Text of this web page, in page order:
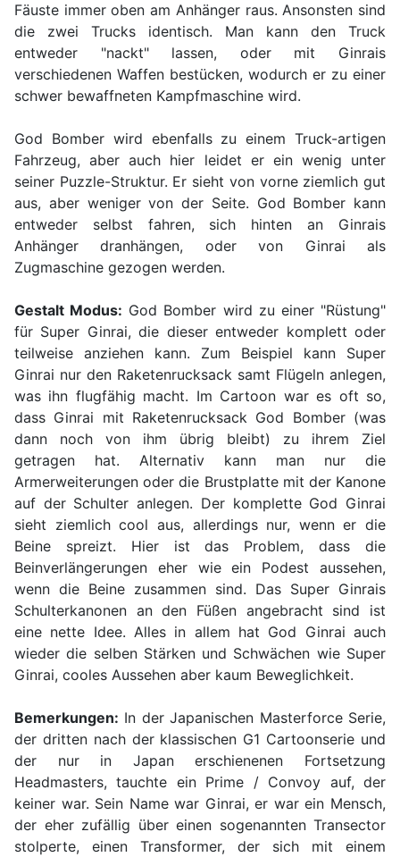
Fäuste immer oben am Anhänger raus. Ansonsten sind
die zwei Trucks identisch. Man kann den Truck
entweder "nackt" lassen, oder mit Ginrais
verschiedenen Waffen bestücken, wodurch er zu einer
schwer bewaffneten Kampfmaschine wird.
God Bomber wird ebenfalls zu einem Truck-artigen
Fahrzeug, aber auch hier leidet er ein wenig unter
seiner Puzzle-Struktur. Er sieht von vorne ziemlich gut
aus, aber weniger von der Seite. God Bomber kann
entweder selbst fahren, sich hinten an Ginrais
Anhänger dranhängen, oder von Ginrai als
Zugmaschine gezogen werden.
Gestalt Modus: God Bomber wird zu einer "Rüstung"
für Super Ginrai, die dieser entweder komplett oder
teilweise anziehen kann. Zum Beispiel kann Super
Ginrai nur den Raketenrucksack samt Flügeln anlegen,
was ihn flugfähig macht. Im Cartoon war es oft so,
dass Ginrai mit Raketenrucksack God Bomber (was
dann noch von ihm übrig bleibt) zu ihrem Ziel
getragen hat. Alternativ kann man nur die
Armerweiterungen oder die Brustplatte mit der Kanone
auf der Schulter anlegen. Der komplette God Ginrai
sieht ziemlich cool aus, allerdings nur, wenn er die
Beine spreizt. Hier ist das Problem, dass die
Beinverlängerungen eher wie ein Podest aussehen,
wenn die Beine zusammen sind. Das Super Ginrais
Schulterkanonen an den Füßen angebracht sind ist
eine nette Idee. Alles in allem hat God Ginrai auch
wieder die selben Stärken und Schwächen wie Super
Ginrai, cooles Aussehen aber kaum Beweglichkeit.
Bemerkungen: In der Japanischen Masterforce Serie,
der dritten nach der klassischen G1 Cartoonserie und
der nur in Japan erschienenen Fortsetzung
Headmasters, tauchte ein Prime / Convoy auf, der
keiner war. Sein Name war Ginrai, er war ein Mensch,
der eher zufällig über einen sogenannten Transector
stolperte, einen Transformer, der sich mit einem